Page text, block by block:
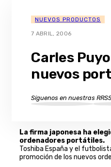
NUEVOS PRODUCTOS
7 ABRIL, 2006
Carles
nuevos
Síguenos en nuestras
La firma japonesa ha
ordenadores portátiles.
Toshiba España y el
promoción de los nuevos